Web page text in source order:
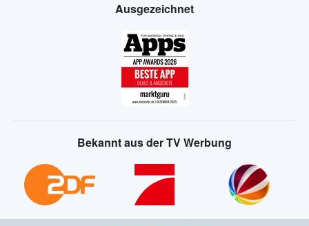
Ausgezeichnet
Bekannt aus der TV Werbung